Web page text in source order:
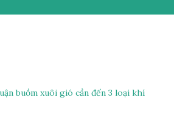
buồm xuôi gió cần đến 3 loại khí